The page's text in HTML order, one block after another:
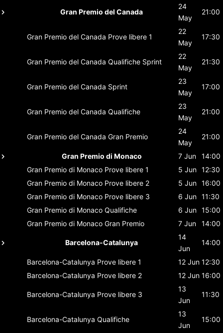
Gran Premio del Canada
24
May
21:00
Gran Premio del Canada Prove libere 1
22
May
17:30
Gran Premio del Canada Qualifiche Sprint
22
May
21:30
Gran Premio del Canada Sprint
23
May
17:00
Gran Premio del Canada Qualifiche
23
May
21:00
Gran Premio del Canada Gran Premio
24
May
21:00
Gran Premio di Monaco 7 Jun
14:00
Gran Premio di Monaco Prove libere 1 5 Jun 12:30
Gran Premio di Monaco Prove libere 2 5 Jun 16:00
Gran Premio di Monaco Prove libere 3 6 Jun 11:30
Gran Premio di Monaco Qualifiche 6 Jun 15:00
Gran Premio di Monaco Gran Premio 7 Jun 14:00
Barcelona-Catalunya
14
Jun
14:00
Barcelona-Catalunya Prove libere 1 12 Jun 12:30
Barcelona-Catalunya Prove libere 2 12 Jun 16:00
Barcelona-Catalunya Prove libere 3
13
Jun
11:30
Barcelona-Catalunya Qualifiche
13
Jun
15:00